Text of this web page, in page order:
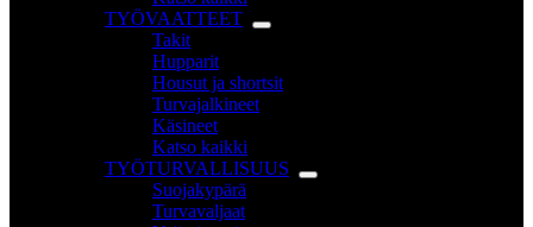
TYÖVAATTEET
Takit
Hupparit
Housut ja shortsit
Turvajalkineet
Käsineet
Katso kaikki
TYÖTURVALLISUUS
Suojakypärä
Turvavaljaat